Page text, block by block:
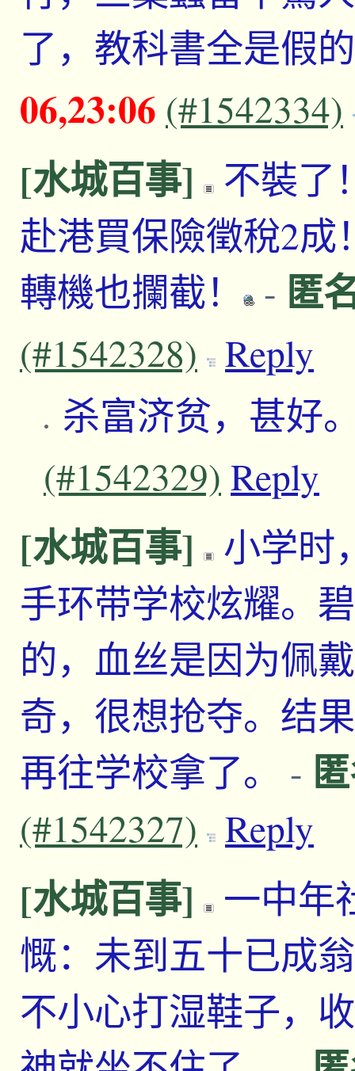
了，教科書全是假
06,23:06 (#1542334)
[水城百事]
不裝了
赴港買保險徵稅2
轉機也攔截！
- 匿
(#1542328) Reply
杀富济贫，甚好
(#1542329) Reply
[水城百事]
小学时
手环带学校炫耀。
的，血丝是因为佩
奇，很想抢夺。结
再往学校拿了。 -
(#1542327) Reply
[水城百事]
一中年
慨：未到五十已成
不小心打湿鞋子，